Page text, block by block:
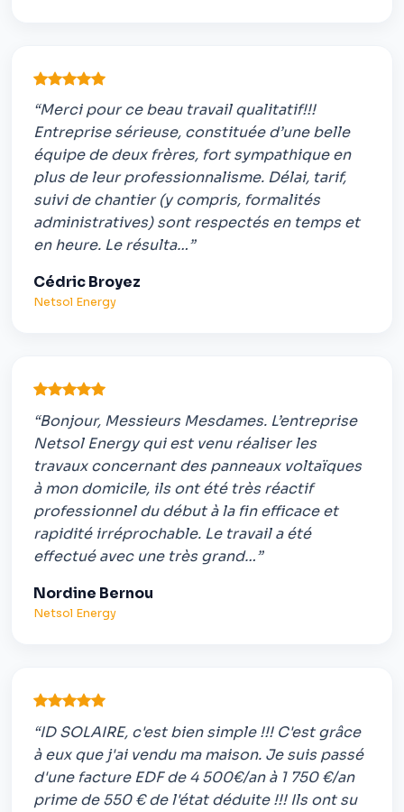
“Merci pour ce beau travail qualitatif!!!
Entreprise sérieuse, constituée d’une belle
équipe de deux frères, fort sympathique en
plus de leur professionnalisme. Délai, tarif,
suivi de chantier (y compris, formalités
administratives) sont respectés en temps et
en heure. Le résulta…”
Cédric Broyez
Netsol Energy
“Bonjour, Messieurs Mesdames. L’entreprise
Netsol Energy qui est venu réaliser les
travaux concernant des panneaux voltaïques
à mon domicile, ils ont été très réactif
professionnel du début à la fin efficace et
rapidité irréprochable. Le travail a été
effectué avec une très grand…”
Nordine Bernou
Netsol Energy
“ID SOLAIRE, c'est bien simple !!! C'est grâce
à eux que j'ai vendu ma maison. Je suis passé
d'une facture EDF de 4 500€/an à 1 750 €/an
prime de 550 € de l'état déduite !!! Ils ont su